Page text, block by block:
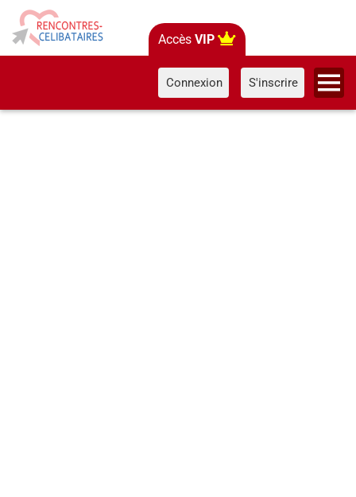
Accès VIP
Connexion S'inscrire